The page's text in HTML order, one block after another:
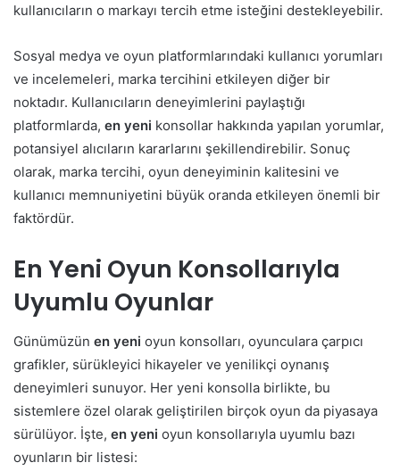
kullanıcıların o markayı tercih etme isteğini destekleyebilir.
Sosyal medya ve oyun platformlarındaki kullanıcı yorumları
ve incelemeleri, marka tercihini etkileyen diğer bir
noktadır. Kullanıcıların deneyimlerini paylaştığı
platformlarda, en yeni konsollar hakkında yapılan yorumlar,
potansiyel alıcıların kararlarını şekillendirebilir. Sonuç
olarak, marka tercihi, oyun deneyiminin kalitesini ve
kullanıcı memnuniyetini büyük oranda etkileyen önemli bir
faktördür.
En Yeni Oyun Konsollarıyla
Uyumlu Oyunlar
Günümüzün en yeni oyun konsolları, oyunculara çarpıcı
grafikler, sürükleyici hikayeler ve yenilikçi oynanış
deneyimleri sunuyor. Her yeni konsolla birlikte, bu
sistemlere özel olarak geliştirilen birçok oyun da piyasaya
sürülüyor. İşte, en yeni oyun konsollarıyla uyumlu bazı
oyunların bir listesi: